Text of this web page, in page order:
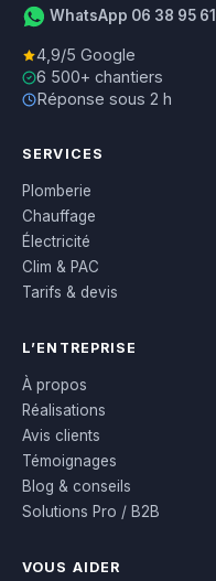
WhatsApp 06 38 95 61
4,9/5 Google
6 500+ chantiers
Réponse sous 2 h
SERVICES
Plomberie
Chauffage
Électricité
Clim & PAC
Tarifs & devis
L’ENTREPRISE
À propos
Réalisations
Avis clients
Témoignages
Blog & conseils
Solutions Pro / B2B
VOUS AIDER